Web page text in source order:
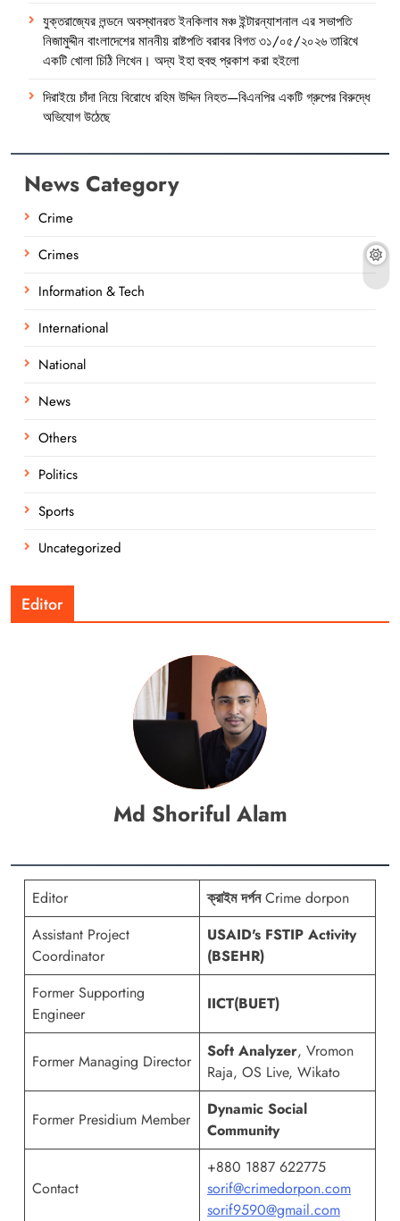
যুক্তরাজ্যের লন্ডনে অবস্থানরত ইনকিলাব মঞ্চ ইন্টারন্যাশনাল এর সভাপতি
নিজামুদ্দীন বাংলাদেশের মাননীয় রাষ্টপতি বরাবর বিগত ৩১/০৫/২০২৬ তারিখে
একটি খোলা চিঠি লিখেন। অদ্য ইহা হুবহু প্রকাশ করা হইলো
দিরাইয়ে চাঁদা নিয়ে বিরোধে রহিম উদ্দিন নিহত—বিএনপির একটি গ্রুপের বিরুদ্ধে
অভিযোগ উঠেছে
News Category
Crime
Crimes
Information & Tech
International
National
News
Others
Politics
Sports
Uncategorized
Editor
Md Shoriful Alam
Editor ক্রাইম দর্পনCrime dorpon
Assistant Project
Coordinator
USAID's FSTIP Activity
(BSEHR)
Former Supporting
Engineer
IICT(BUET)
Former Managing Director
Soft Analyzer, Vromon
Raja, OS Live, Wikato
Former Presidium Member
Dynamic Social
Community
Contact
+880 1887 622775
sorif@crimedorpon.com
sorif9590@gmail.com